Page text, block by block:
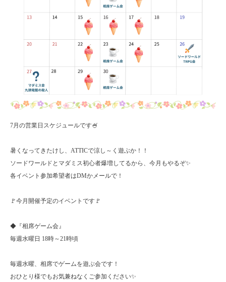
7月の営業日スケジュールです🍧
暑くなってきたけし、ATTICで涼し～く遊ぶか！！
ソードワールドとマダミス初心者爆増してるから、今月もやるぞ✨
各イベント参加希望者はDMかメールで！
🚩今月開催予定のイベントです🚩
◆『相席ゲーム会』
毎週水曜日 18時～21時頃
毎週水曜、相席でゲームを遊ぶ会です！
おひとり様でもお気兼ねなくご参加ください✨